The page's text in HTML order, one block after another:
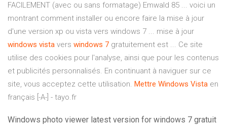
FACILEMENT (avec ou sans formatage) Emwald 85 ... voici un
montrant comment installer ou encore faire la mise à jour
d'une version xp ou vista vers windows 7 ... mise à jour
windows vista vers windows 7 gratuitement est ... Ce site
utilise des cookies pour l'analyse, ainsi que pour les contenus
et publicités personnalisés. En continuant à naviguer sur ce
site, vous acceptez cette utilisation. Mettre Windows Vista en
français [-A-] - tayo.fr
Windows photo viewer latest version for windows 7 gratuit